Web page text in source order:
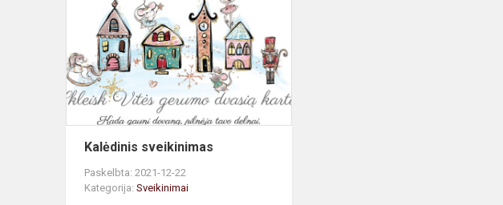
Kalėdinis sveikinimas
Paskelbta: 2021-12-22
Kategorija: Sveikinimai